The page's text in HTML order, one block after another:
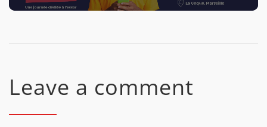
Leave a comment